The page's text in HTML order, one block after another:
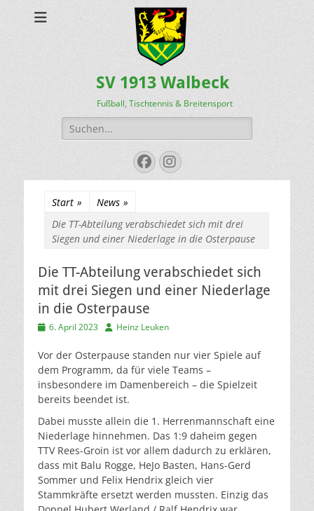
SV 1913 Walbeck
Fußball, Tischtennis & Breitensport
Suchen
nach:
Facebook
Instagram
Start » News »
Die TT-Abteilung verabschiedet sich mit drei
Siegen und einer Niederlage in die Osterpause
Die TT-Abteilung verabschiedet sich
mit drei Siegen und einer Niederlage
in die Osterpause
Veröffentlicht
6. April 2023 AutorHeinz Leuken
Vor der Osterpause standen nur vier Spiele auf
dem Programm, da für viele Teams –
insbesondere im Damenbereich – die Spielzeit
bereits beendet ist.
Dabei musste allein die 1. Herrenmannschaft eine
Niederlage hinnehmen. Das 1:9 daheim gegen
TTV Rees-Groin ist vor allem dadurch zu erklären,
dass mit Balu Rogge, HeJo Basten, Hans-Gerd
Sommer und Felix Hendrix gleich vier
Stammkräfte ersetzt werden mussten. Einzig das